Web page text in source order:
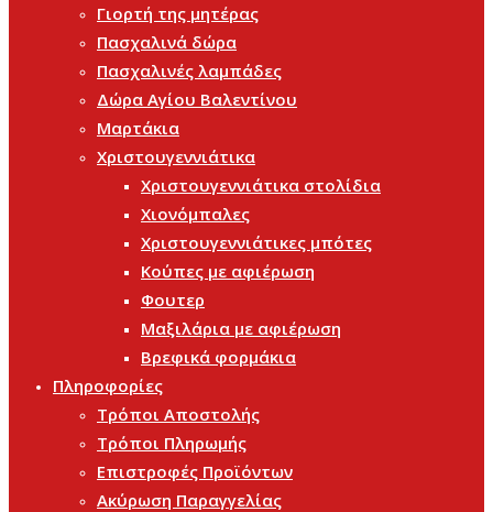
Γιορτή της μητέρας
Πασχαλινά δώρα
Πασχαλινές λαμπάδες
Δώρα Αγίου Βαλεντίνου
Μαρτάκια
Χριστουγεννιάτικα
Χριστουγεννιάτικα στολίδια
Χιονόμπαλες
Χριστουγεννιάτικες μπότες
Κούπες με αφιέρωση
Φουτερ
Μαξιλάρια με αφιέρωση
Βρεφικά φορμάκια
Πληροφορίες
Τρόποι Αποστολής
Τρόποι Πληρωμής
Επιστροφές Προϊόντων
Ακύρωση Παραγγελίας